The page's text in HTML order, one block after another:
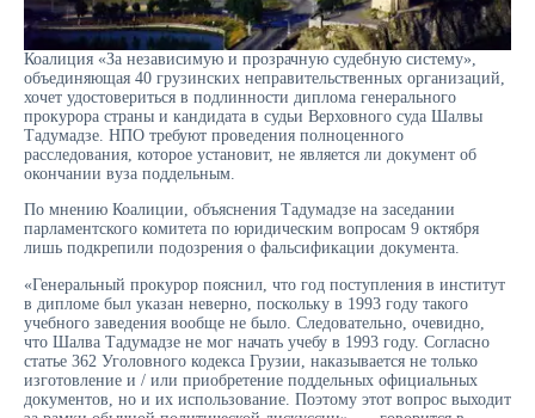
Коалиция «За независимую и прозрачную судебную систему»,
объединяющая 40 грузинских неправительственных организаций,
хочет удостовериться в подлинности диплома генерального
прокурора страны и кандидата в судьи Верховного суда Шалвы
Тадумадзе. НПО требуют проведения полноценного
расследования, которое установит, не является ли документ об
окончании вуза поддельным.
По мнению Коалиции, объяснения Тадумадзе на заседании
парламентского комитета по юридическим вопросам 9 октября
лишь подкрепили подозрения о фальсификации документа.
«Генеральный прокурор пояснил, что год поступления в институт
в дипломе был указан неверно, поскольку в 1993 году такого
учебного заведения вообще не было. Следовательно, очевидно,
что Шалва Тадумадзе не мог начать учебу в 1993 году. Согласно
статье 362 Уголовного кодекса Грузии, наказывается не только
изготовление и / или приобретение поддельных официальных
документов, но и их использование. Поэтому этот вопрос выходит